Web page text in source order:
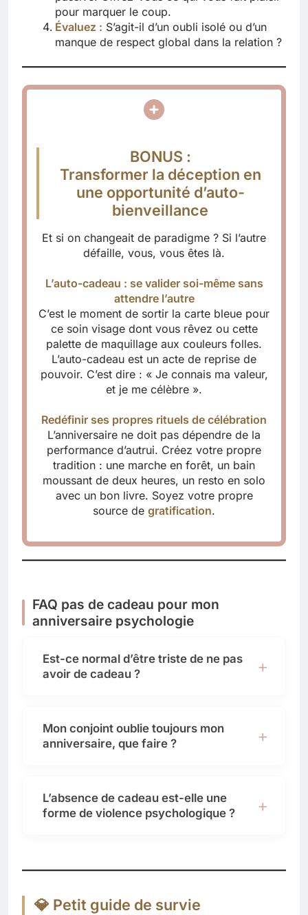
pour marquer le coup.
Évaluez : S’agit-il d’un oubli isolé ou d’un
manque de respect global dans la relation ?
BONUS :
Transformer la déception en
une opportunité d’auto-
bienveillance
Et si on changeait de paradigme ? Si l’autre
défaille, vous, vous êtes là.
L’auto-cadeau : se valider soi-même sans
attendre l’autre
C’est le moment de sortir la carte bleue pour
ce soin visage dont vous rêvez ou cette
palette de maquillage aux couleurs folles.
L’auto-cadeau est un acte de reprise de
pouvoir. C’est dire : « Je connais ma valeur,
et je me célèbre ».
Redéfinir ses propres rituels de célébration
L’anniversaire ne doit pas dépendre de la
performance d’autrui. Créez votre propre
tradition : une marche en forêt, un bain
moussant de deux heures, un resto en solo
avec un bon livre. Soyez votre propre
source de gratification.
FAQ pas de cadeau pour mon
anniversaire psychologie
Est-ce normal d’être triste de ne pas
avoir de cadeau ?
Mon conjoint oublie toujours mon
anniversaire, que faire ?
L’absence de cadeau est-elle une
forme de violence psychologique ?
💎 Petit guide de survie